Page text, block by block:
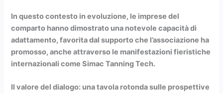
In questo contesto in evoluzione, le imprese del
comparto hanno dimostrato una notevole capacità di
adattamento, favorita dal supporto che l’associazione ha
promosso, anche attraverso le manifestazioni fieristiche
internazionali come Simac Tanning Tech.
Il valore del dialogo: una tavola rotonda sulle prospettive